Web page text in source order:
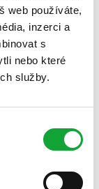
web používáte,
inzerci a
s
nebo které
služby.